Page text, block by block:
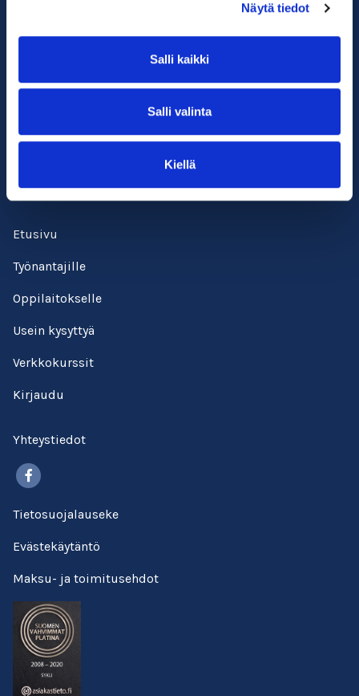
Näytä tiedot
Salli kaikki
Salli valinta
Kiellä
Suomen ympäristöopisto SYKLI
050 529 6428
Etusivu
Työnantajille
Oppilaitokselle
Usein kysyttyä
Verkkokurssit
Kirjaudu
Yhteystiedot
Tietosuojalauseke
Evästekäytäntö
Maksu- ja toimitusehdot